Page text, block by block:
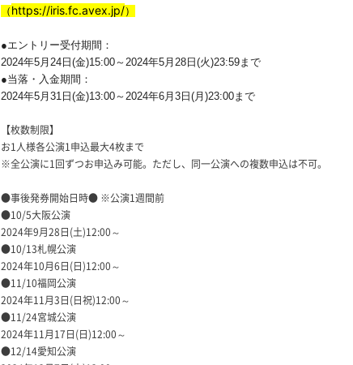
（ https://iris.fc.avex.jp/）
●エントリー受付期間：
2024年5月24日(金)15:00～2024年5月28日(火)23:59まで
●当落・入金期間：
2024年5月31日(金)13:00～2024年6月3日(月)23:00まで
【枚数制限】
お1人様各公演1申込最大4枚まで
※全公演に1回ずつお申込み可能。ただし、同一公演への複数申込は不可。
●事後発券開始日時● ※公演1週間前
●10/5大阪公演
2024年9月28日(土)12:00～
●10/13札幌公演
2024年10月6日(日)12:00～
●11/10福岡公演
2024年11月3日(日祝)12:00～
●11/24宮城公演
2024年11月17日(日)12:00～
●12/14愛知公演